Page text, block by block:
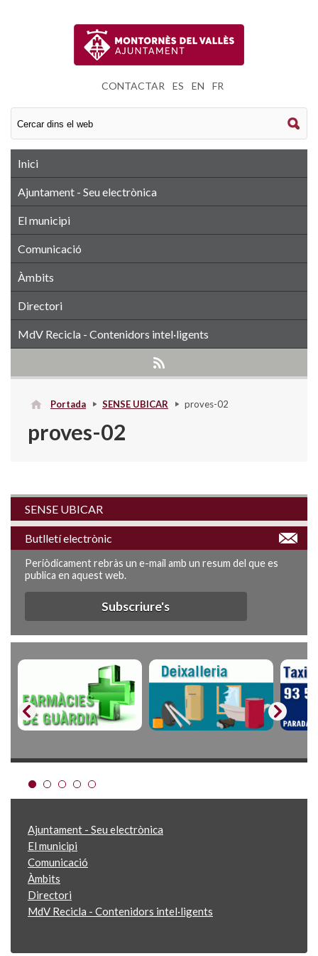
CONTACTAR ES EN FR
Inici
Ajuntament - Seu electrònica
El municipi
Comunicació
Àmbits
Directori
MdV Recicla - Contenidors intel·ligents
Portada SENSE UBICAR proves-02
proves-02
SENSE UBICAR
Butlletí electrònic
Periòdicament rebràs un e-mail amb un resum del que es
publica en aquest web.
Subscriure's
Ajuntament - Seu electrònica
El municipi
Comunicació
Àmbits
Directori
MdV Recicla - Contenidors intel·ligents